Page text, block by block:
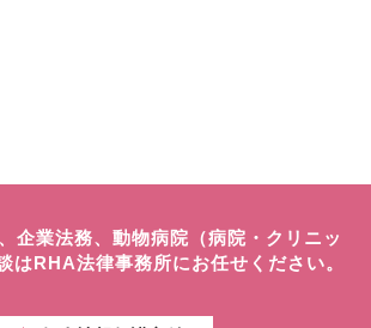
企業法務、動物病院（病院・クリニッ
はRHA法律事務所にお任せください。